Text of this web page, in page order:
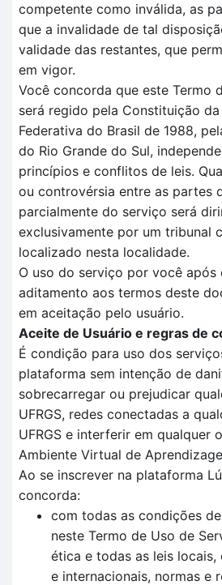
competente como inválida, as
que a invalidade de tal
validade das restantes, que
em vigor.
Você concorda que este Termo
será regido pela Constituição da
Federativa do Brasil de 1988,
do Rio Grande do Sul,
princípios e conflitos de leis.
ou controvérsia entre as partes
parcialmente do serviço será
exclusivamente por um tribunal
localizado nesta localidade.
O uso do serviço por você após
aditamento aos termos deste
em aceitação pelo usuário.
Aceite de Usuário e regras de
É condição para uso dos
plataforma sem intenção de
sobrecarregar ou prejudicar
UFRGS, redes conectadas a
UFRGS e interferir em qualquer
Ambiente Virtual de
Ao se inscrever na plataforma
concorda:
com todas as condições
neste Termo de Uso de
ética e todas as leis locais,
e internacionais, normas e